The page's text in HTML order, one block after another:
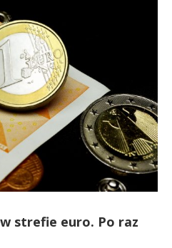
strefie euro. Po raz